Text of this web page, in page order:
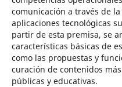
comunicación a través de
aplicaciones tecnológicas
partir de esta premisa, se
características básicas de
como las propuestas y
curación de contenidos
públicas y educativas.